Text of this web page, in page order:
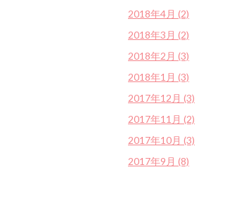
2018年4月 (2)
2018年3月 (2)
2018年2月 (3)
2018年1月 (3)
2017年12月 (3)
2017年11月 (2)
2017年10月 (3)
2017年9月 (8)